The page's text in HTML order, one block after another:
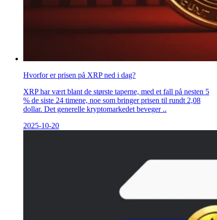
Hvorfor er prisen på XRP ned i dag?
XRP har vært blant de største taperne, med et fall på nesten 5
% de siste 24 timene, noe som bringer prisen til rundt 2,08
dollar. Det generelle kryptomarkedet beveger ..
2025-10-20